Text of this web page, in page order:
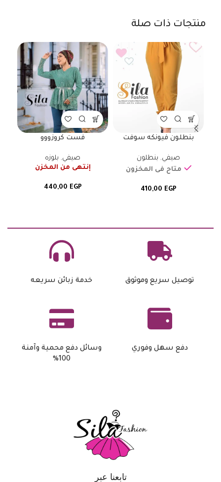
منتجات ذات صلة
بنطلون فيونكه سوفت
صيفي, بنطلون
متاح فى المخزون
410,00 EGP
فست كروزووو
صيفي, بلوزه
إنتهى من المخزن
440,00 EGP
دفع سهل وفوري
وسائل دفع محمية وآمنة
100%
توصيل سريع وموثوق خدمة زبائن سريعه
تابعنا عبر